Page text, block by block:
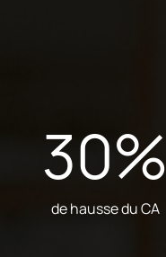
30%
de hausse du CA